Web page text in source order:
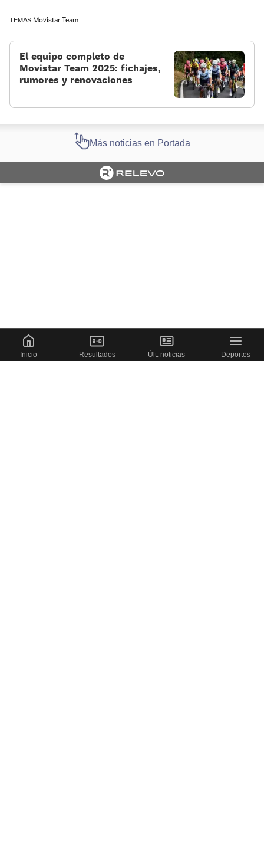
TEMAS:Movistar Team
El equipo completo de
Movistar Team 2025: fichajes,
rumores y renovaciones
Más noticias en Portada
Inicio Resultados Últ. noticias Deportes